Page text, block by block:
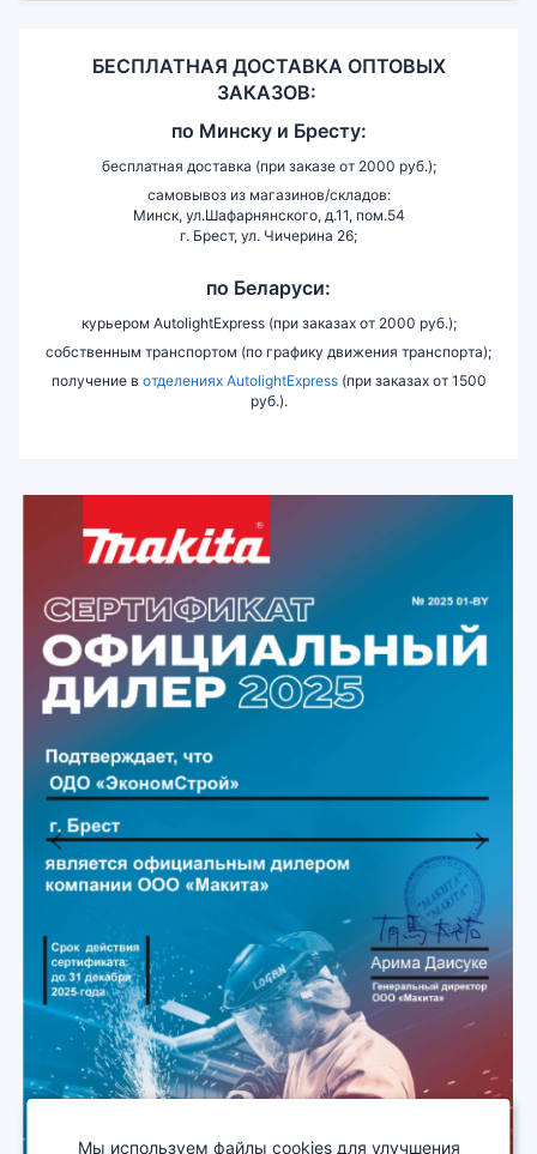
БЕСПЛАТНАЯ ДОСТАВКА ОПТОВЫХ
ЗАКАЗОВ:
по Минску и Бресту:
бесплатная доставка (при заказе от 2000 руб.);
самовывоз из магазинов/складов:
Минск, ул.Шафарнянского, д.11, пом.54
г. Брест, ул. Чичерина 26;
по Беларуси:
курьером AutolightExpress (при заказах от 2000 руб.);
собственным транспортом (по графику движения транспорта);
получение в отделениях AutolightExpress(при заказах от 1500
руб.).
Previous Next
Мы используем файлы cookies для улучшения